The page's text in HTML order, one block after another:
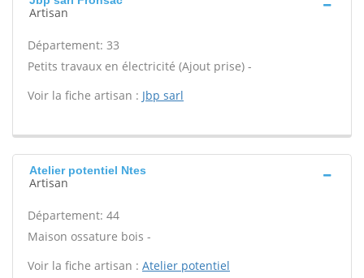
Artisan
Département: 33
Petits travaux en électricité (Ajout prise) -
Voir la fiche artisan : Jbp sarl
Atelier potentiel Ntes
Artisan
Département: 44
Maison ossature bois -
Voir la fiche artisan : Atelier potentiel